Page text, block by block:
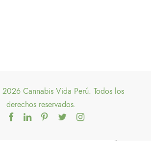
Cannabis Vida Perú. Todos los
derechos reservados.